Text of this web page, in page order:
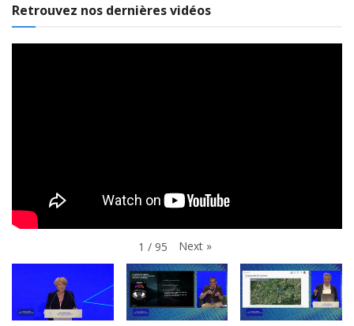
Retrouvez nos dernières vidéos
1 / 95 Next »